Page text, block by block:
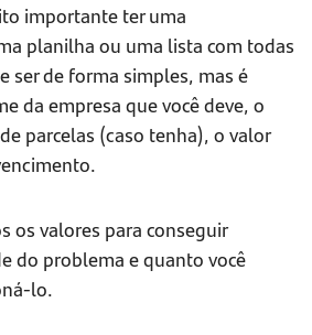
importante ter uma
planilha ou uma lista com todas
ser de forma simples, mas é
da empresa que você deve, o
parcelas (caso tenha), o valor
os valores para conseguir
do problema e quanto você
lo.